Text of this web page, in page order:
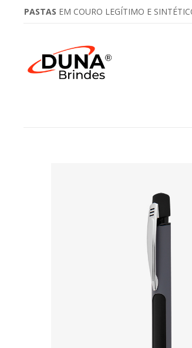
PASTAS EM COURO LEGÍTIMO E
PASTAS DE CONVENÇÃO